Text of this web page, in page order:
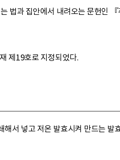
법과 집안에서 내려오는 문헌인
제19호로 지정되었다.
서 넣고 저온 발효시켜 만드는 발